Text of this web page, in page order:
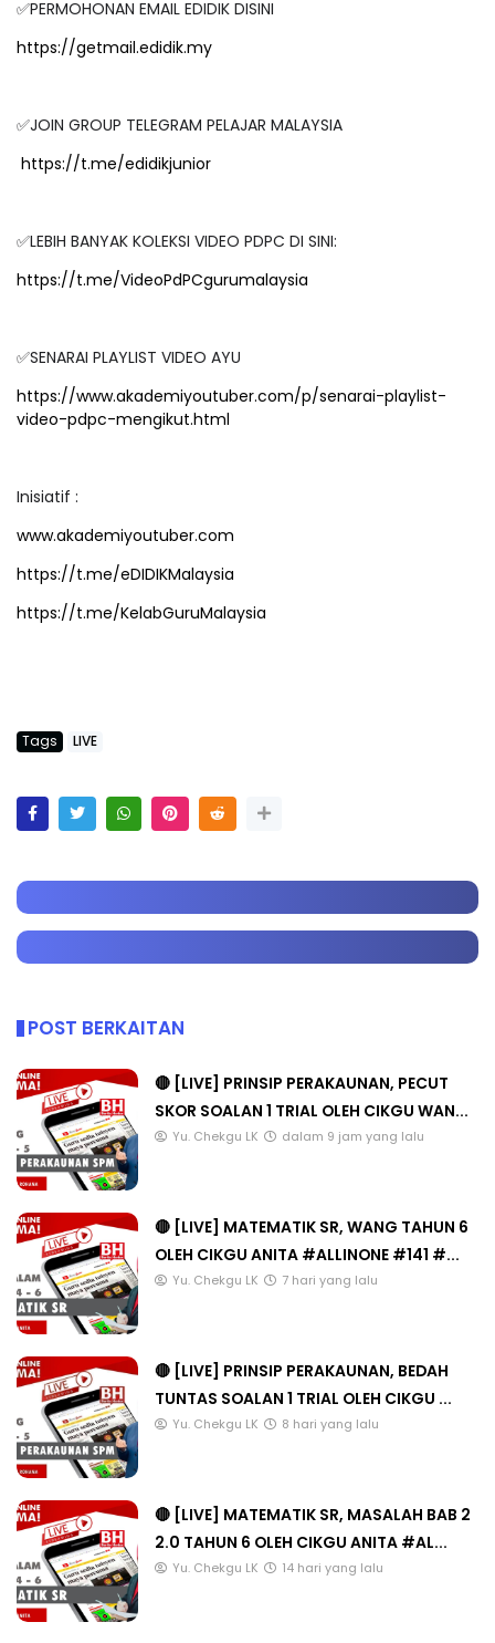
✅PERMOHONAN EMAIL EDIDIK DISINI
https://getmail.edidik.my
✅JOIN GROUP TELEGRAM PELAJAR MALAYSIA
https://t.me/edidikjunior
✅LEBIH BANYAK KOLEKSI VIDEO PDPC DI SINI:
https://t.me/VideoPdPCgurumalaysia
✅SENARAI PLAYLIST VIDEO AYU
https://www.akademiyoutuber.com/p/senarai-playlist-
video-pdpc-mengikut.html
Inisiatif :
www.akademiyoutuber.com
https://t.me/eDIDIKMalaysia
https://t.me/KelabGuruMalaysia
Tags LIVE
POST BERKAITAN
🔴 [LIVE] PRINSIP PERAKAUNAN, PECUT
SKOR SOALAN 1 TRIAL OLEH CIKGU WAN...
Yu. Chekgu LK dalam 9 jam yang lalu
🔴 [LIVE] MATEMATIK SR, WANG TAHUN 6
OLEH CIKGU ANITA #ALLINONE #141 #...
Yu. Chekgu LK 7 hari yang lalu
🔴 [LIVE] PRINSIP PERAKAUNAN, BEDAH
TUNTAS SOALAN 1 TRIAL OLEH CIKGU ...
Yu. Chekgu LK 8 hari yang lalu
🔴 [LIVE] MATEMATIK SR, MASALAH BAB 2
2.0 TAHUN 6 OLEH CIKGU ANITA #AL...
Yu. Chekgu LK 14 hari yang lalu